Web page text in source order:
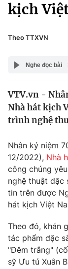
Xã hội
Pháp luật
Y tế
Thế giới
Tin tức
Câu chuyện
Kinh tế
Tài chính
Thị trường
Góc doanh
Dữ liệu và đời
Truyền hình
Phim VTV
Hậu trường
Nhân vật
Khán giả
Giải trí
Điện ảnh
Âm nhạc
Đời sống
Du lịch
Văn hóa
kịch
Theo TTXVN
Nghe đọc bài
VTV.vn -
Nhà hát kịch
trình nghệ
Nhân kỷ niệm
12/2022), Nhà
công chúng
nghệ thuật đặc
tin trên được
hát kịch Việt
Theo đó, khán
tác phẩm đặc
"Đêm trắng"
sỹ Ưu tú Xuân